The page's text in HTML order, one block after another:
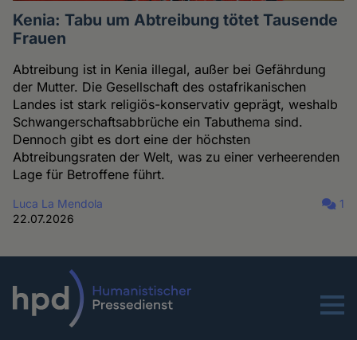
Kenia: Tabu um Abtreibung tötet Tausende
Frauen
Abtreibung ist in Kenia illegal, außer bei Gefährdung
der Mutter. Die Gesellschaft des ostafrikanischen
Landes ist stark religiös-konservativ geprägt, weshalb
Schwangerschaftsabbrüche ein Tabuthema sind.
Dennoch gibt es dort eine der höchsten
Abtreibungsraten der Welt, was zu einer verheerenden
Lage für Betroffene führt.
Luca La Mendola
22.07.2026
1
Menu